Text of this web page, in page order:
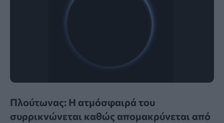
Πλούτωνας: Η ατμόσφαιρά του
συρρικνώνεται καθώς απομακρύνεται από